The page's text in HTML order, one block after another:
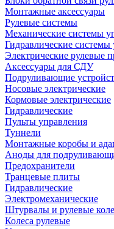
Монтажные аксессуары
Рулевые системы
Механические системы
Гидравлические системы
Электрические рулевые
Аксессуары для СДУ
Подруливающие
Носовые электрические
Кормовые электрические
Гидравлические
Пульты управления
Туннели
Монтажные коробы и
Аноды для
Предохранители
Транцевые плиты
Гидравлические
Электромеханические
Штурвалы и рулевые
Колеса рулевые